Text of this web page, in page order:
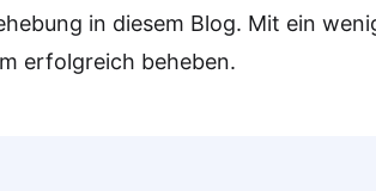
in diesem Blog. Mit ein
erfolgreich beheben.